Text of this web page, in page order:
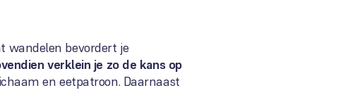
wandelen bevordert je
verklein je zo de kans op
en eetpatroon. Daarnaast